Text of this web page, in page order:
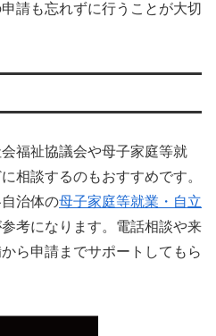
請も忘れずに行うことが大切
福祉協議会や母子家庭等就
相談するのもおすすめです。
治体の母子家庭等就業・自立
考になります。電話相談や来
ら申請までサポートしてもら